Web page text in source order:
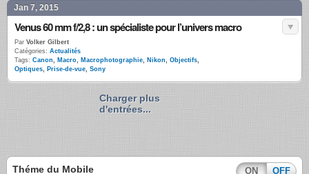
Jan 7, 2015
Venus 60 mm f/2,8 : un spécialiste pour l’univers macro
Par Volker Gilbert
Catégories: Actualités
Tags: Canon, Macro, Macrophotographie, Nikon, Objectifs,
Optiques, Prise-de-vue, Sony
Charger plus
d'entrées...
Théme du Mobile ON OFF